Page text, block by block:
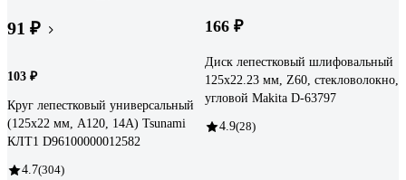
91 ₽
103 ₽
Круг лепестковый универсальный
(125х22 мм, А120, 14А) Tsunami
КЛТ1 D96100000012582
4.7(304)
166 ₽
Диск лепестковый шлифовальный
125x22.23 мм, Z60, стекловолокно,
угловой Makita D-63797
4.9(28)